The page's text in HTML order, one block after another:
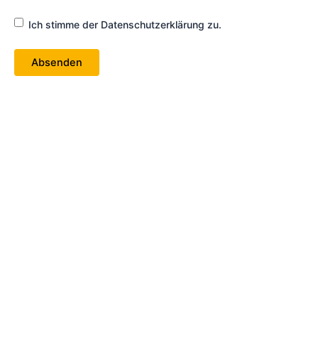
Ich stimme der Datenschutzerklärung zu.